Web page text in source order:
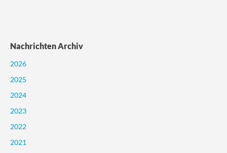
Nachrichten Archiv
2026
2025
2024
2023
2022
2021